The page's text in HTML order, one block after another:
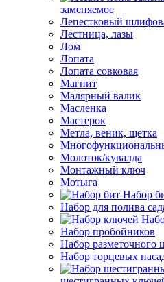
заменяемое
Лепестковый
Лестница, лазы
Лом
Лопата
Лопата совковая
Магнит
Малярный валик
Масленка
Мастерок
Метла, веник, щетка
Молоток/кувалда
Монтажный ключ
Мотыга
Набор
Набор для полива
Набор пробойников
Набор разметочного
Набор торцевых